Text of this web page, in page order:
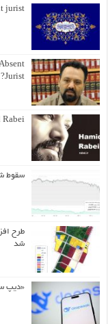
jurist
Jurist?
Rabei
سقوط شدید
طرح
شد
«دیپ